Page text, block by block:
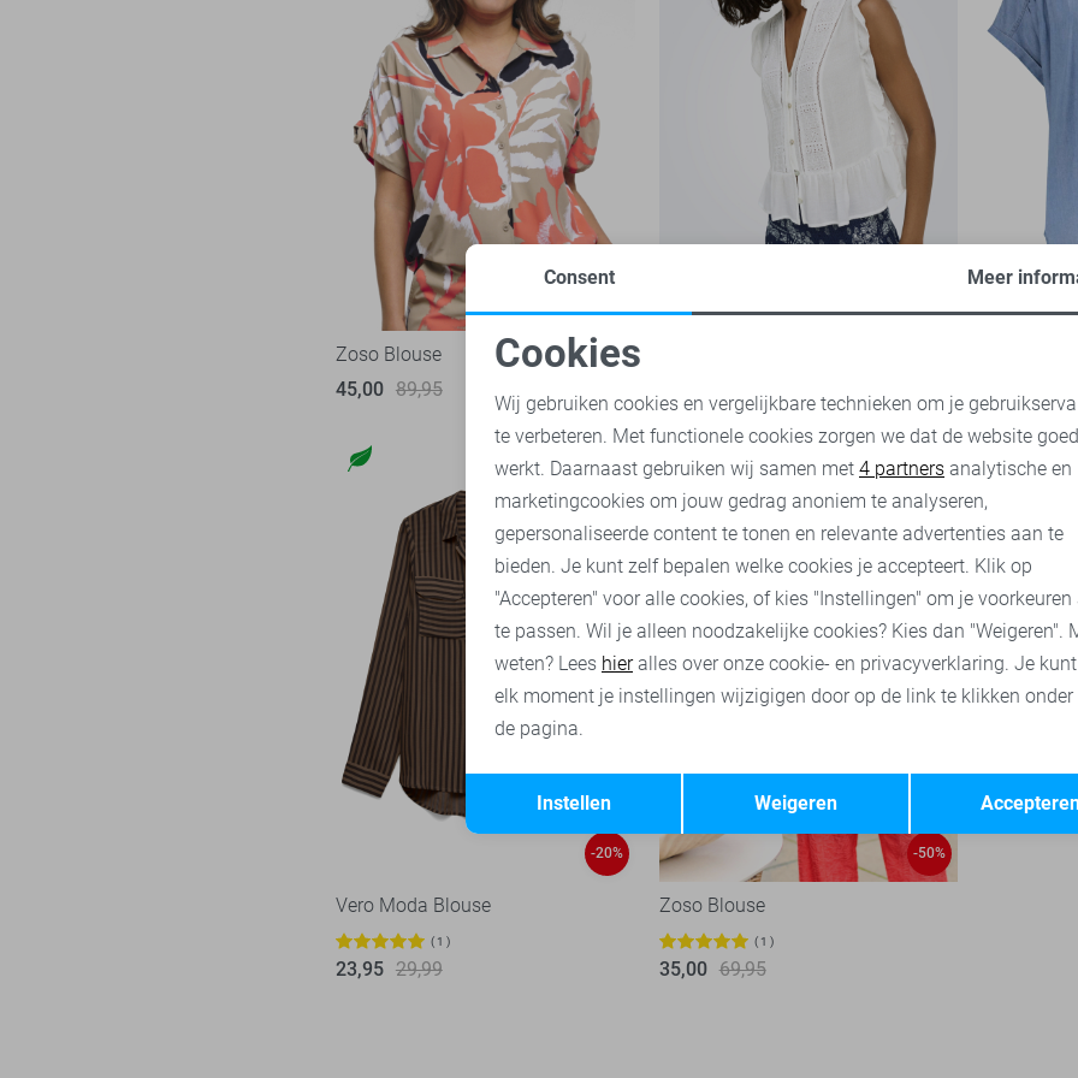
Zoso Blouse
45,00 89,95
-20%
Vero Moda Blouse
1
23,95 29,99
-50%
Zoso Blouse
1
35,00 69,95
Noodzakelijke cookies
Analytische cookies Marketing cookies
Terug Opslaan
Consent Meer
Cookies
Wij gebruiken cookies en vergelijkbare technieken om je
te verbeteren. Met functionele cookies zorgen we dat de website goed
werkt. Daarnaast gebruiken wij samen met 4 partners analytische en
marketingcookies om jouw gedrag anoniem te analyseren,
gepersonaliseerde content te tonen en relevante advertenties aan te
bieden. Je kunt zelf bepalen welke cookies je accepteert. Klik op
"Accepteren" voor alle cookies, of kies "Instellingen" om je voorkeuren
te passen. Wil je alleen noodzakelijke cookies? Kies dan "Weigeren".
weten? Lees hieralles over onze cookie- en privacyverklaring. Je
elk moment je instellingen wijzigigen door op de link te klikken onder
de pagina.
Weigeren
Instellen